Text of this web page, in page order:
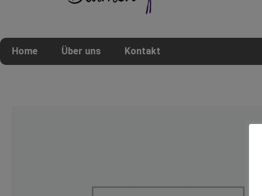
Home Über uns Kontakt